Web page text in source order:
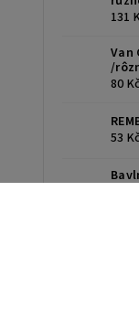
131
Van
/
80 Kč
53 Kč